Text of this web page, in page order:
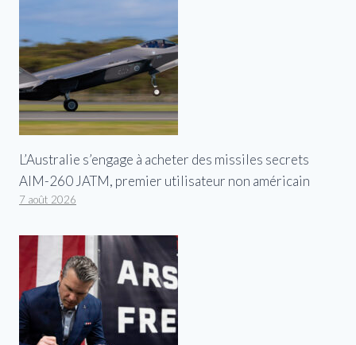
L’Australie s’engage à acheter des missiles secrets
AIM-260 JATM, premier utilisateur non américain
7 août 2026